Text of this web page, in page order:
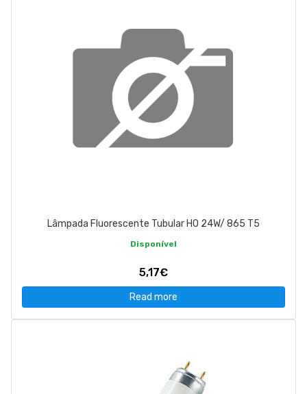
Lâmpada Fluorescente Tubular HO 24W/ 865 T5
Disponível
5,17€
Read more